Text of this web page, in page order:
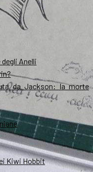
Anelli
da Jackson: la morte
Kiwi Hobbit